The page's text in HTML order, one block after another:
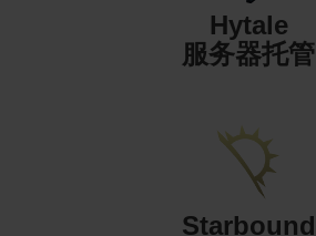
Hytale
服务器托管
Starbound